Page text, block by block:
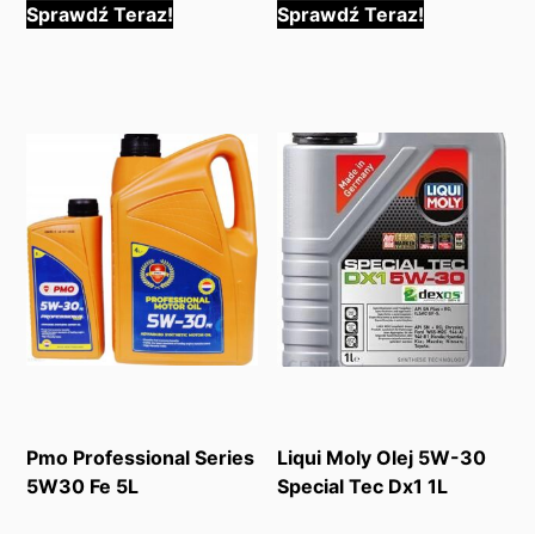
Sprawdź Teraz! Sprawdź Teraz!
Pmo Professional Series
5W30 Fe 5L
Liqui Moly Olej 5W-30
Special Tec Dx1 1L